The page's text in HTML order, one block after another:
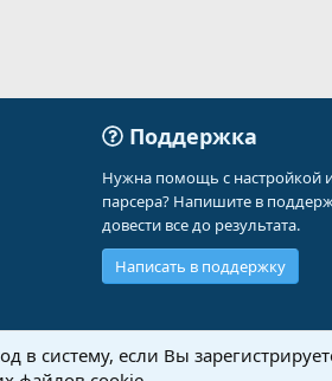
Поддержка
Нужна помощь с настройкой
парсера? Напишите в
довести все до результата.
Написать в поддержку
в систему, если Вы